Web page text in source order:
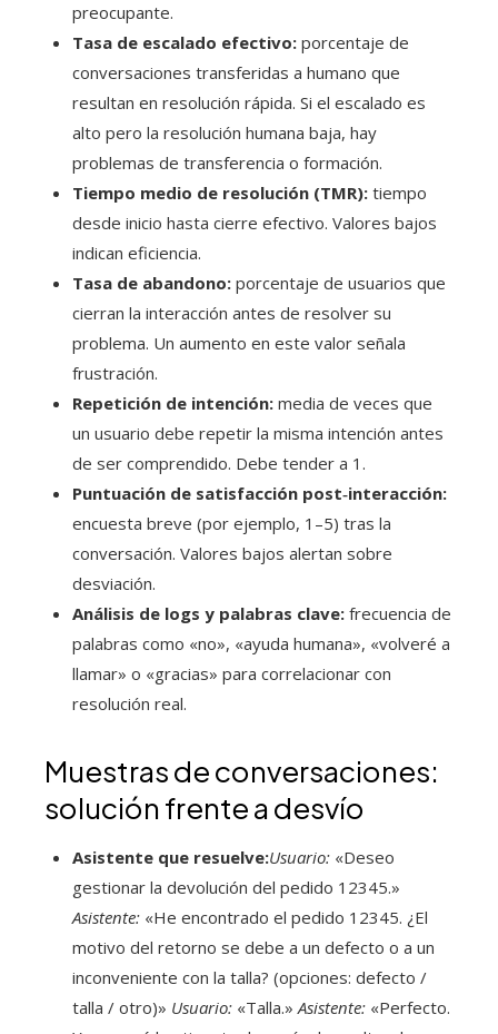
preocupante.
Tasa de escalado efectivo: porcentaje de
conversaciones transferidas a humano que
resultan en resolución rápida. Si el escalado es
alto pero la resolución humana baja, hay
problemas de transferencia o formación.
Tiempo medio de resolución (TMR): tiempo
desde inicio hasta cierre efectivo. Valores bajos
indican eficiencia.
Tasa de abandono: porcentaje de usuarios que
cierran la interacción antes de resolver su
problema. Un aumento en este valor señala
frustración.
Repetición de intención: media de veces que
un usuario debe repetir la misma intención antes
de ser comprendido. Debe tender a 1.
Puntuación de satisfacción post‑interacción:
encuesta breve (por ejemplo, 1–5) tras la
conversación. Valores bajos alertan sobre
desviación.
Análisis de logs y palabras clave: frecuencia de
palabras como «no», «ayuda humana», «volveré a
llamar» o «gracias» para correlacionar con
resolución real.
Muestras de conversaciones:
solución frente a desvío
Asistente que resuelve:Usuario: «Deseo
gestionar la devolución del pedido 12345.»
Asistente: «He encontrado el pedido 12345. ¿El
motivo del retorno se debe a un defecto o a un
inconveniente con la talla? (opciones: defecto /
talla / otro)» Usuario: «Talla.»Asistente: «Perfecto.